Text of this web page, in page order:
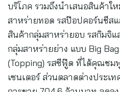
บริโภค รวมถึงนำเสนอสินค้าใ
สาหร่ายทอด รสป๊อปคอร์นชีส
สินค้ากลุ่มสาหร่ายอบ รสกิมจิแ
กลุ่มสาหร่ายย่าง แบบ Big
(Topping) รสซีฟู๊ด ที่ได้คุณชม
เซนเตอร์ ส่วนตลาดต่างประเ